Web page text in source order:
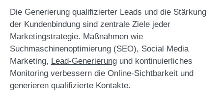
Die Generierung qualifizierter Leads und die Stärkung
der Kundenbindung sind zentrale Ziele jeder
Marketingstrategie. Maßnahmen wie
Suchmaschinenoptimierung (SEO), Social Media
Marketing, Lead-Generierung und kontinuierliches
Monitoring verbessern die Online-Sichtbarkeit und
generieren qualifizierte Kontakte.